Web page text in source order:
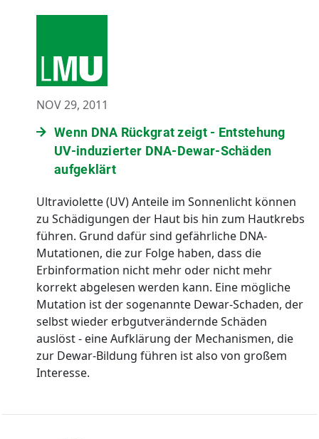
NOV 29, 2011
Wenn DNA Rückgrat zeigt - Entstehung
UV-induzierter DNA-Dewar-Schäden
aufgeklärt
Ultraviolette (UV) Anteile im Sonnenlicht können
zu Schädigungen der Haut bis hin zum Hautkrebs
führen. Grund dafür sind gefährliche DNA-
Mutationen, die zur Folge haben, dass die
Erbinformation nicht mehr oder nicht mehr
korrekt abgelesen werden kann. Eine mögliche
Mutation ist der sogenannte Dewar-Schaden, der
selbst wieder erbgutverändernde Schäden
auslöst - eine Aufklärung der Mechanismen, die
zur Dewar-Bildung führen ist also von großem
Interesse.